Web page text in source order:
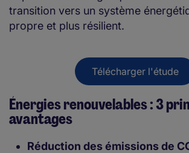
transition vers un système
propre et plus résilient.
Télécharger l'étude
Énergies renouvelables : 3
avantages
Réduction des émissions de